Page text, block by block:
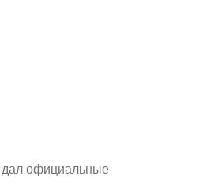
дал официальные